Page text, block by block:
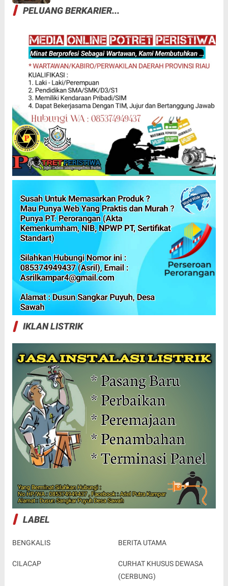
PELUANG BERKARIER...
IKLAN LISTRIK
LABEL
BENGKALIS BERITA UTAMA
CILACAP
CURHAT KHUSUS DEWASA
(CERBUNG)